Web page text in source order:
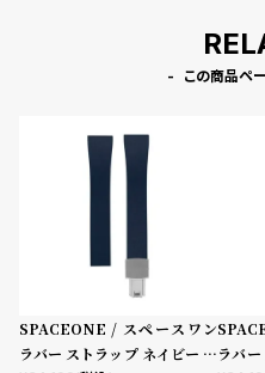
この商品ペ
SPACEONE / スペースワン
ラバー ストラップ ネイビー デラバ